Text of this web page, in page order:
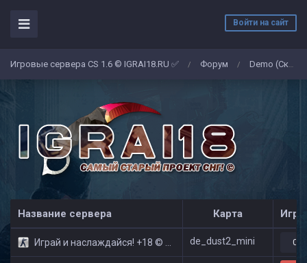
Войти на сайт
Игровые сервера CS 1.6 © IGRAI18.RU ✅ / Форум / Demo (Скриншоты)
Название сервера Карта
Играй и наслаждайся! +18 © Public de_dust2_mini 0/